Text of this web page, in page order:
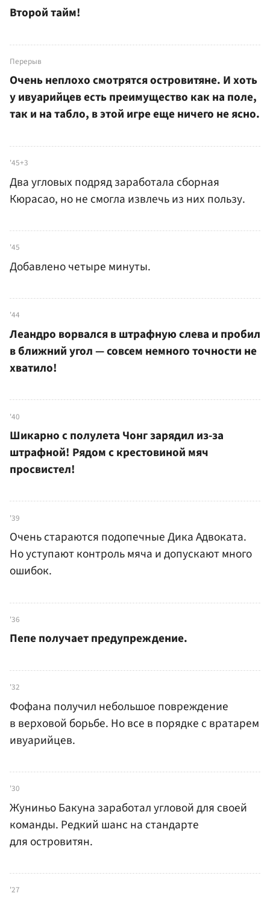
Второй тайм!
Перерыв
Очень неплохо смотрятся островитяне. И хоть
у ивуарийцев есть преимущество как на поле,
так и на табло, в этой игре еще ничего не ясно.
'45+3
Два угловых подряд заработала сборная
Кюрасао, но не смогла извлечь из них пользу.
'45
Добавлено четыре минуты.
'44
Леандро ворвался в штрафную слева и пробил
в ближний угол — совсем немного точности не
хватило!
'40
Шикарно с полулета Чонг зарядил из-за
штрафной! Рядом с крестовиной мяч
просвистел!
'39
Очень стараются подопечные Дика Адвоката.
Но уступают контроль мяча и допускают много
ошибок.
'36
Пепе получает предупреждение.
'32
Фофана получил небольшое повреждение
в верховой борьбе. Но все в порядке с вратарем
ивуарийцев.
'30
Жуниньо Бакуна заработал угловой для своей
команды. Редкий шанс на стандарте
для островитян.
'27